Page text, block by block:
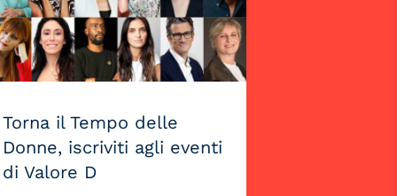
Torna il Tempo delle
Donne, iscriviti agli eventi
di Valore D